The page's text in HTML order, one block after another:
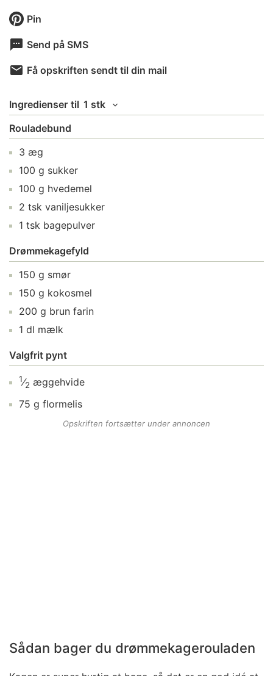
Pin
Send på SMS
Få opskriften sendt til din mail
Ingredienser til 1 stk
Rouladebund
3 æg
100 g sukker
100 g hvedemel
2 tsk vaniljesukker
1 tsk bagepulver
Drømmekagefyld
150 g smør
150 g kokosmel
200 g brun farin
1 dl mælk
Valgfrit pynt
1⁄2 æggehvide
75 g flormelis
Opskriften fortsætter under annoncen
Sådan bager du drømmekagerouladen